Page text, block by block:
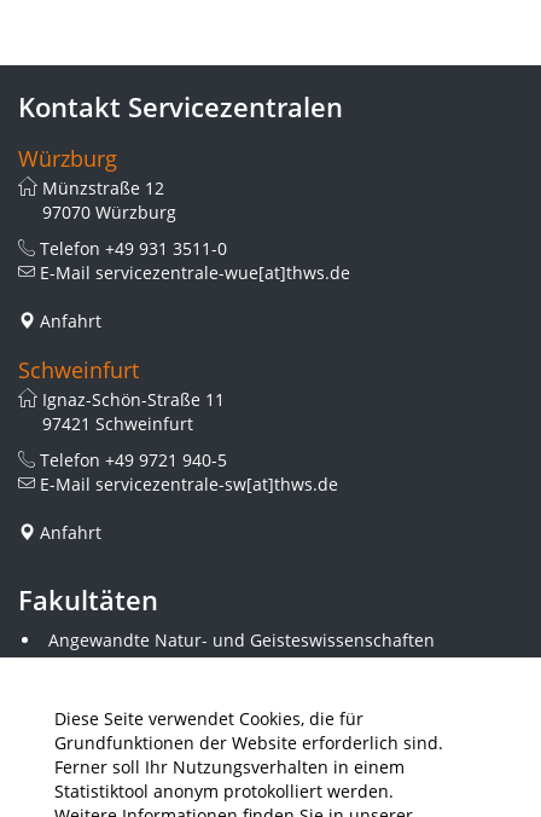
Diese Seite verwendet Cookies, die für
Grundfunktionen der Website erforderlich sind.
Ferner soll Ihr Nutzungsverhalten in einem
Statistiktool anonym protokolliert werden.
Kontakt Servicezentralen
Würzburg
Münzstraße 12
97070 Würzburg
Telefon +49 931 3511-0
E-Mail servicezentrale-wue[at]thws.de
Anfahrt
Schweinfurt
Ignaz-Schön-Straße 11
97421 Schweinfurt
Telefon +49 9721 940-5
E-Mail servicezentrale-sw[at]thws.de
Anfahrt
Fakultäten
Angewandte Natur- und Geisteswissenschaften
Angewandte Sozialwissenschaften
Elektrotechnik
Gestaltung
Informatik und Wirtschaftsinformatik
Kunststofftechnik und Vermessung
Maschinenbau